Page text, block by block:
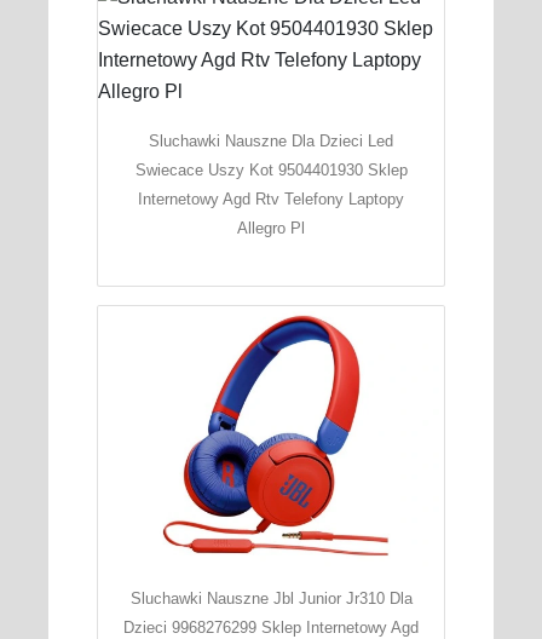
Sluchawki Nauszne Dla Dzieci Led
Swiecace Uszy Kot 9504401930 Sklep
Internetowy Agd Rtv Telefony Laptopy
Allegro Pl
Sluchawki Nauszne Jbl Junior Jr310 Dla
Dzieci 9968276299 Sklep Internetowy Agd